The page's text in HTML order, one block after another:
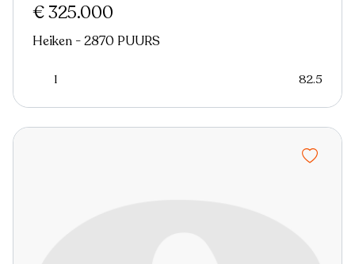
€ 325.000
Heiken - 2870 PUURS
1 82.5